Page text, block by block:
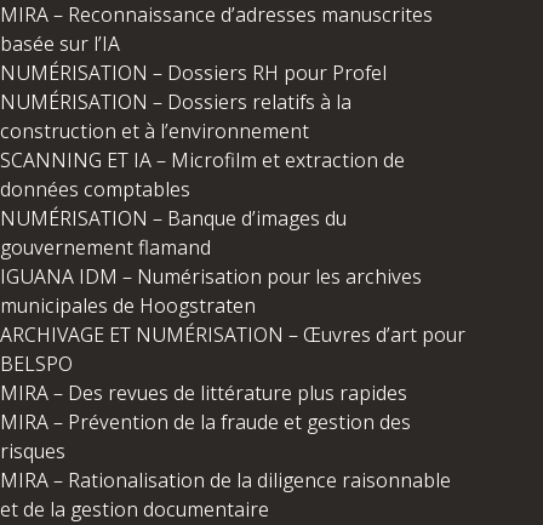
MIRA – Reconnaissance d’adresses manuscrites
basée sur l’IA
NUMÉRISATION – Dossiers RH pour Profel
NUMÉRISATION – Dossiers relatifs à la
construction et à l’environnement
SCANNING ET IA – Microfilm et extraction de
données comptables
NUMÉRISATION – Banque d’images du
gouvernement flamand
IGUANA IDM – Numérisation pour les archives
municipales de Hoogstraten
ARCHIVAGE ET NUMÉRISATION – Œuvres d’art pour
BELSPO
MIRA – Des revues de littérature plus rapides
MIRA – Prévention de la fraude et gestion des
risques
MIRA – Rationalisation de la diligence raisonnable
et de la gestion documentaire